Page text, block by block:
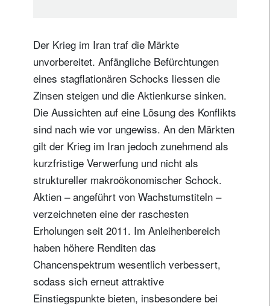
Der Krieg im Iran traf die Märkte
unvorbereitet. Anfängliche Befürchtungen
eines stagflationären Schocks liessen die
Zinsen steigen und die Aktienkurse sinken.
Die Aussichten auf eine Lösung des Konflikts
sind nach wie vor ungewiss. An den Märkten
gilt der Krieg im Iran jedoch zunehmend als
kurzfristige Verwerfung und nicht als
struktureller makroökonomischer Schock.
Aktien – angeführt von Wachstumstiteln –
verzeichneten eine der raschesten
Erholungen seit 2011. Im Anleihenbereich
haben höhere Renditen das
Chancenspektrum wesentlich verbessert,
sodass sich erneut attraktive
Einstiegspunkte bieten, insbesondere bei